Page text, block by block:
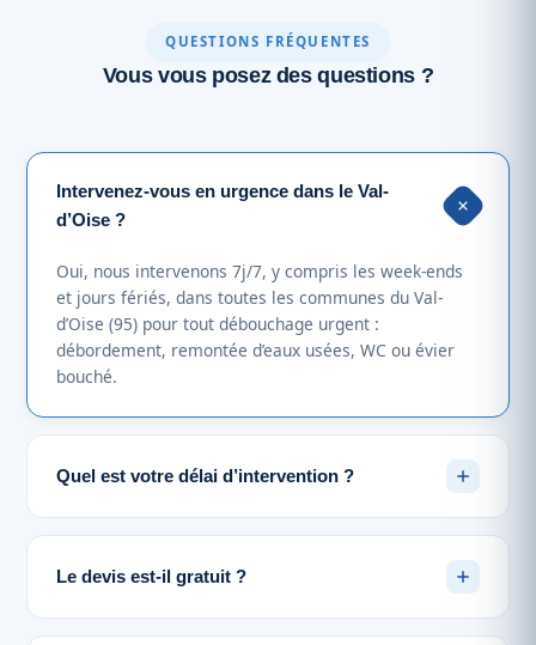
QUESTIONS FRÉQUENTES
Vous vous posez des questions ?
Intervenez-vous en urgence dans le Val-
d’Oise ?
Oui, nous intervenons 7j/7, y compris les week-ends
et jours fériés, dans toutes les communes du Val-
d’Oise (95) pour tout débouchage urgent :
débordement, remontée d’eaux usées, WC ou évier
bouché.
Quel est votre délai d’intervention ?
Le devis est-il gratuit ?